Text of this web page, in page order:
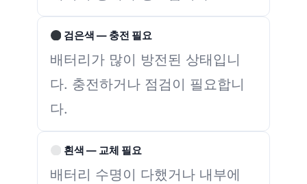
검은색 — 충전 필요
배터리가 많이 방전된 상태입니
다. 충전하거나 점검이 필요합니
다.
흰색 — 교체 필요
배터리 수명이 다했거나 내부에